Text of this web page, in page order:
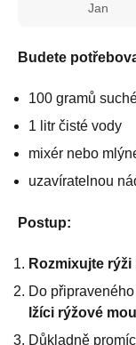
Jan
Budete
100 gramů
1 litr čisté vody
mixér nebo
uzavíratelnou
Postup:
Rozmixujte rýži
Do
lžíci rýžové
Důkladně